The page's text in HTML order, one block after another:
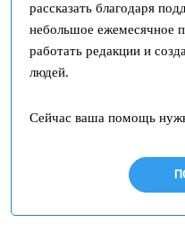
рассказать благодаря
небольшое ежемесячное
работать редакции и
людей.
Сейчас ваша помощь